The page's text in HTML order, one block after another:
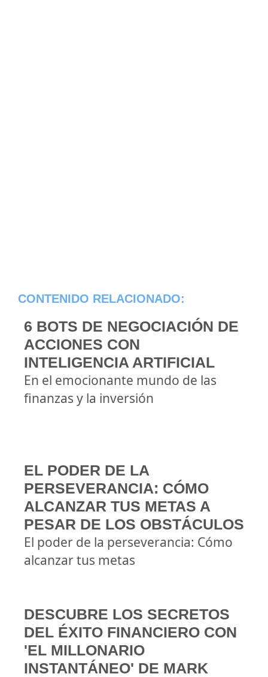
CONTENIDO RELACIONADO:
6 BOTS DE NEGOCIACIÓN DE
ACCIONES CON
INTELIGENCIA ARTIFICIAL
En el emocionante mundo de las
finanzas y la inversión
EL PODER DE LA
PERSEVERANCIA: CÓMO
ALCANZAR TUS METAS A
PESAR DE LOS OBSTÁCULOS
El poder de la perseverancia: Cómo
alcanzar tus metas
DESCUBRE LOS SECRETOS
DEL ÉXITO FINANCIERO CON
'EL MILLONARIO
INSTANTÁNEO' DE MARK